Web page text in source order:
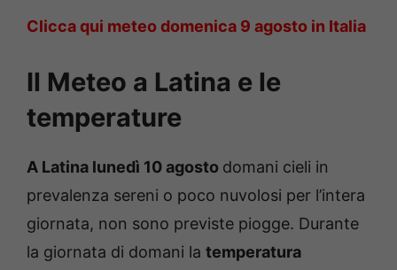
Clicca qui meteo domenica 9 agosto in Italia
Il Meteo a Latina e le
temperature
A Latina lunedì 10 agosto domani cieli in
prevalenza sereni o poco nuvolosi per l’intera
giornata, non sono previste piogge. Durante
la giornata di domani la temperatura